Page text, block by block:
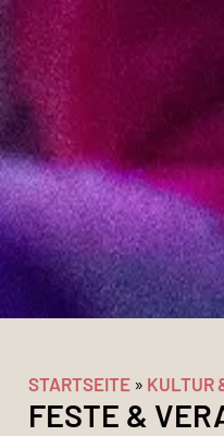
STARTSEITE » KULTUR
FESTE &